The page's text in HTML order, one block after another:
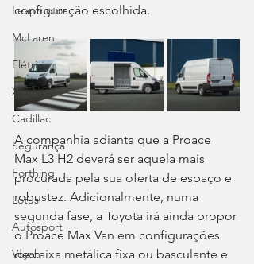
Leapmotor
McLaren
Elétrico
XPENG
Cadillac
Segurança
Forthing
Lotus
Autosport
Voyah
configuração escolhida.
A companhia adianta que a Proace
Max L3 H2 deverá ser aquela mais
procurada pela sua oferta de espaço e
robustez. Adicionalmente, numa
segunda fase, a Toyota irá ainda propor
o Proace Max Van em configurações
de caixa metálica fixa ou basculante e